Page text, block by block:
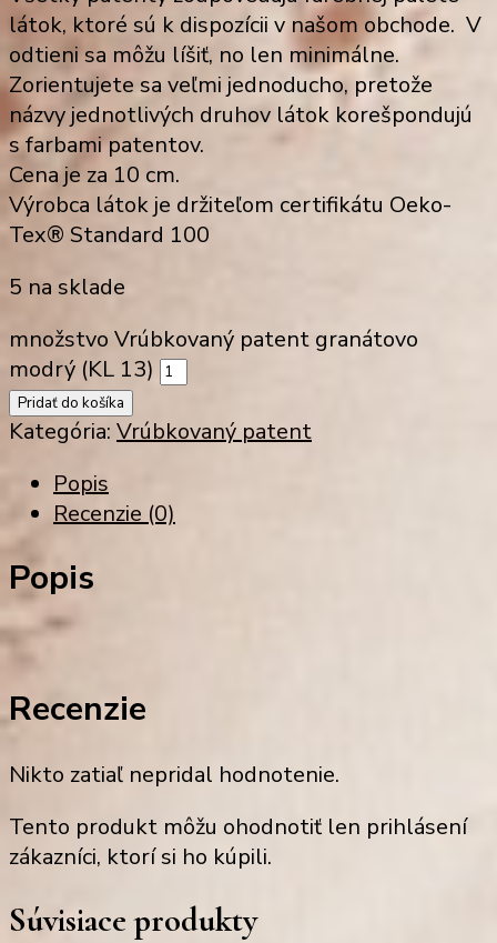
látok, ktoré sú k dispozícii v našom obchode. V
odtieni sa môžu líšiť, no len minimálne.
Zorientujete sa veľmi jednoducho, pretože
názvy jednotlivých druhov látok korešpondujú
s farbami patentov.
Cena je za 10 cm.
Výrobca látok je držiteľom certifikátu Oeko-
Tex® Standard 100
5 na sklade
množstvo Vrúbkovaný patent granátovo
modrý (KL 13)
Pridať do košíka
Kategória: Vrúbkovaný patent
Popis
Recenzie (0)
Popis
Recenzie
Nikto zatiaľ nepridal hodnotenie.
Tento produkt môžu ohodnotiť len prihlásení
zákazníci, ktorí si ho kúpili.
Súvisiace produkty